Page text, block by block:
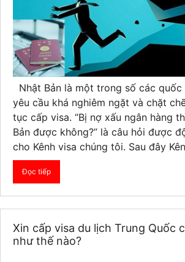
Nhật Bản là một trong số các quốc
yêu cầu khá nghiêm ngặt và chặt
tục cấp visa. “Bị nợ xấu ngân hàng
Bản được không?” là câu hỏi được
cho Kênh visa chúng tôi. Sau đây
Đọc tiếp
Xin cấp visa du lịch Trung Quốc
như thế nào?